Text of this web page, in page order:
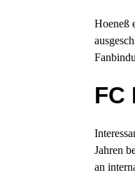
Hoeneß
FC
Jahren
an